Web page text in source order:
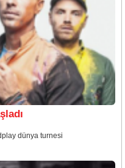
dünya turnesi